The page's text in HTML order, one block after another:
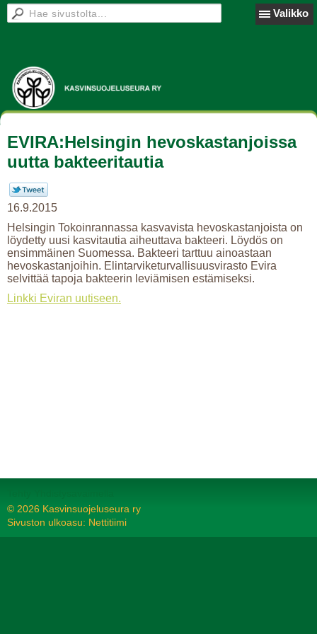
Valikko
EVIRA:Helsingin hevoskastanjoissa
uutta bakteeritautia
16.9.2015
Helsingin Tokoinrannassa kasvavista hevoskastanjoista on
löydetty uusi kasvitautia aiheuttava bakteeri. Löydös on
ensimmäinen Suomessa. Bakteeri tarttuu ainoastaan
hevoskastanjoihin. Elintarviketurvallisuusvirasto Evira
selvittää tapoja bakteerin leviämisen estämiseksi.
Linkki Eviran uutiseen.
© 2026 Kasvinsuojeluseura ry
Sivuston ulkoasu: Nettitiimi